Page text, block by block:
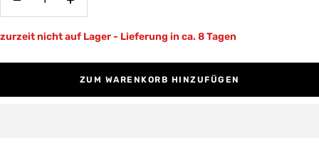
Menge
Menge
zurzeit nicht auf Lager - Lieferung in ca. 8 Tagen
ZUM WARENKORB HINZUFÜGEN